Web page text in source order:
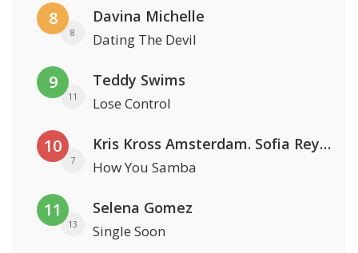
8
8
Davina Michelle
Dating The Devil
9
11
Teddy Swims
Lose Control
10
7
Kris Kross Amsterdam. Sofia Reyes & Tinie Tempah
How You Samba
11
13
Selena Gomez
Single Soon